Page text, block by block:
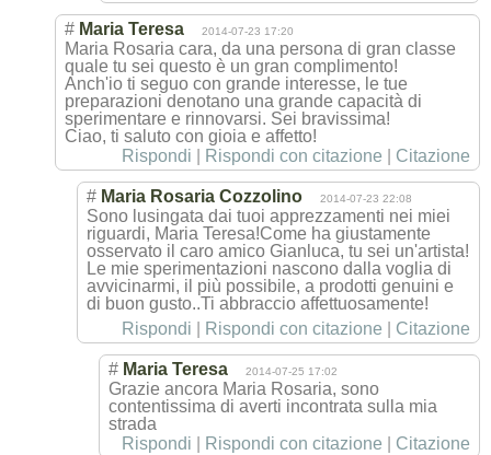
# Maria Teresa 2014-07-23 17:20
Maria Rosaria cara, da una persona di gran classe
quale tu sei questo è un gran complimento!
Anch'io ti seguo con grande interesse, le tue
preparazioni denotano una grande capacità di
sperimentare e rinnovarsi. Sei bravissima!
Ciao, ti saluto con gioia e affetto!
Rispondi
Rispondi con citazione Citazione
# Maria Rosaria Cozzolino 2014-07-23 22:08
Sono lusingata dai tuoi apprezzamenti nei miei
riguardi, Maria Teresa!Come ha giustamente
osservato il caro amico Gianluca, tu sei un'artista!
Le mie sperimentazioni nascono dalla voglia di
avvicinarmi, il più possibile, a prodotti genuini e
di buon gusto..Ti abbraccio affettuosamente!
Rispondi
Rispondi con citazione Citazione
# Maria Teresa 2014-07-25 17:02
Grazie ancora Maria Rosaria, sono
contentissima di averti incontrata sulla mia
strada
Rispondi
Rispondi con citazione Citazione